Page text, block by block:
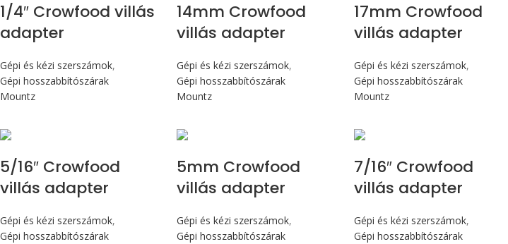
1/4″ Crowfood villás
adapter
Gépi és kézi szerszámok,
Gépi hosszabbítószárak
Mountz
14mm Crowfood
villás adapter
Gépi és kézi szerszámok,
Gépi hosszabbítószárak
Mountz
17mm Crowfood
villás adapter
Gépi és kézi szerszámok,
Gépi hosszabbítószárak
Mountz
5/16″ Crowfood
villás adapter
Gépi és kézi szerszámok,
Gépi hosszabbítószárak
5mm Crowfood
villás adapter
Gépi és kézi szerszámok,
Gépi hosszabbítószárak
7/16″ Crowfood
villás adapter
Gépi és kézi szerszámok,
Gépi hosszabbítószárak